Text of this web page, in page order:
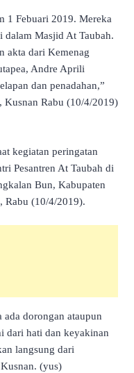
1 Febuari 2019. Mereka
dalam Masjid At Taubah.
akta dari Kemenag
Andre Aprili
dan penadahan,”
Kusnan Rabu (10/4/2019)
kegiatan peringatan
Pesantren At Taubah di
Bun, Kabupaten
Rabu (10/4/2019).
dorongan ataupun
dari hati dan keyakinan
langsung dari
(yus)